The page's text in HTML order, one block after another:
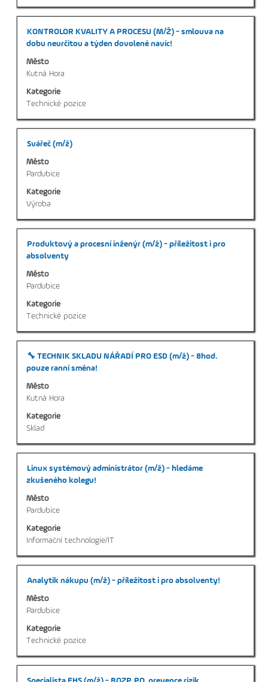
Titul
KONTROLOR KVALITY A PROCESU (M/Ž) - smlouva na
dobu neurčitou a týden dovolené navíc!
Město
Kutná Hora
Kategorie
Technické pozice
Vyberte
mezerníkem
zobrazení
veškerých
o
profesi.
Titul
Svářeč (m/ž)
Město
Pardubice
Kategorie
Výroba
Vyberte
mezerníkem
zobrazení
informací
o
profesi.
Titul
Produktový a procesní inženýr (m/ž) - příležitost i pro
absolventy
Město
Pardubice
Kategorie
Technické pozice
Vyberte
mezerníkem
zobrazení
veškerých
o
profesi.
Titul
🔧 TECHNIK SKLADU NÁŘADÍ PRO ESD (m/ž) - 8hod.
pouze ranní směna!
Město
Kutná Hora
Kategorie
Sklad
Vyberte
mezerníkem
zobrazení
veškerých
o
profesi.
Titul
Linux systémový administrátor (m/ž) - hledáme
zkušeného kolegu!
Město
Pardubice
Kategorie
Informační technologie/IT
Vyberte
mezerníkem
zobrazení
veškerých
o
profesi.
Titul
Analytik nákupu (m/ž) - příležitost i pro absolventy!
Město
Pardubice
Kategorie
Technické pozice
Vyberte
mezerníkem
zobrazení
informací
o
profesi.